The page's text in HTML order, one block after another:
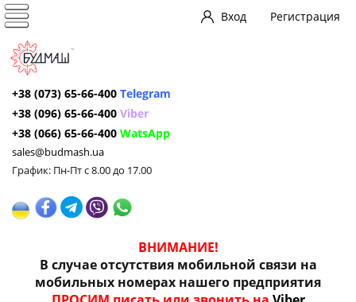
Вход Регистрация
+38 (073) 65-66-400 Telegram
+38 (096) 65-66-400 Viber
+38 (066) 65-66-400 WatsApp
sales@budmash.ua
График: Пн-Пт с 8.00 до 17.00
ВНИМАНИЕ!
В случае отсутствия мобильной связи на
мобильных номерах нашего предприятия